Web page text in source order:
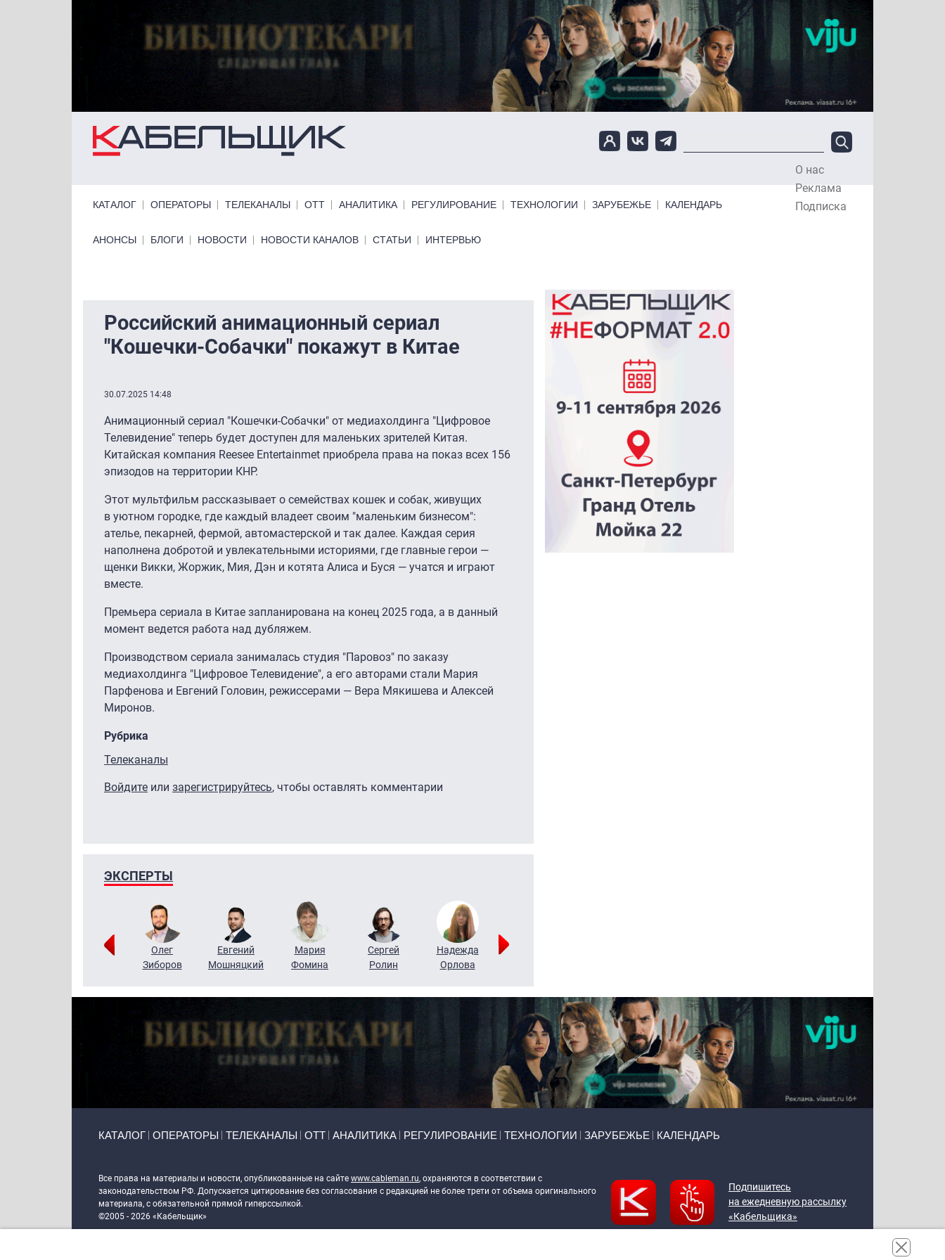
О нас
Реклама
Подписка
КАТАЛОГ ОПЕРАТОРЫ ТЕЛЕКАНАЛЫ ОТТ АНАЛИТИКА РЕГУЛИРОВАНИЕ ТЕХНОЛОГИИ ЗАРУБЕЖЬЕ КАЛЕНДАРЬ
Primary links bottom
АНОНСЫ БЛОГИ НОВОСТИ НОВОСТИ КАНАЛОВ СТАТЬИ ИНТЕРВЬЮ
Российский анимационный сериал
"Кошечки-Собачки" покажут в Китае
30.07.2025 14:48
Анимационный сериал "Кошечки-Собачки" от медиахолдинга "Цифровое
Телевидение" теперь будет доступен для маленьких зрителей Китая.
Китайская компания Reesee Entertainmet приобрела права на показ всех 156
эпизодов на территории КНР.
Этот мультфильм рассказывает о семействах кошек и собак, живущих
в уютном городке, где каждый владеет своим "маленьким бизнесом":
ателье, пекарней, фермой, автомастерской и так далее. Каждая серия
наполнена добротой и увлекательными историями, где главные герои —
щенки Викки, Жоржик, Мия, Дэн и котята Алиса и Буся — учатся и играют
вместе.
Премьера сериала в Китае запланирована на конец 2025 года, а в данный
момент ведется работа над дубляжем.
Производством сериала занималась студия "Паровоз" по заказу
медиахолдинга "Цифровое Телевидение", а его авторами стали Мария
Парфенова и Евгений Головин, режиссерами — Вера Мякишева и Алексей
Миронов.
Рубрика
Телеканалы
Войдите или зарегистрируйтесь, чтобы оставлять комментарии
ЭКСПЕРТЫ
Григорий
Олег
Зиборов
Евгений
Мошняцкий
Мария
Фомина
Сергей
Ролин
Надежда
Орлова
КАТАЛОГ ОПЕРАТОРЫ ТЕЛЕКАНАЛЫ ОТТ АНАЛИТИКА РЕГУЛИРОВАНИЕ ТЕХНОЛОГИИ ЗАРУБЕЖЬЕ КАЛЕНДАРЬ
Все права на материалы и новости, опубликованные на сайте www.cableman.ru, охраняются в соответствии с
законодательством РФ. Допускается цитирование без согласования с редакцией не более трети от объема оригинального
материала, с обязательной прямой гиперссылкой.
©2005 - 2026 «Кабельщик»
Подпишитесь
на ежедневную рассылку
«Кабельщика»